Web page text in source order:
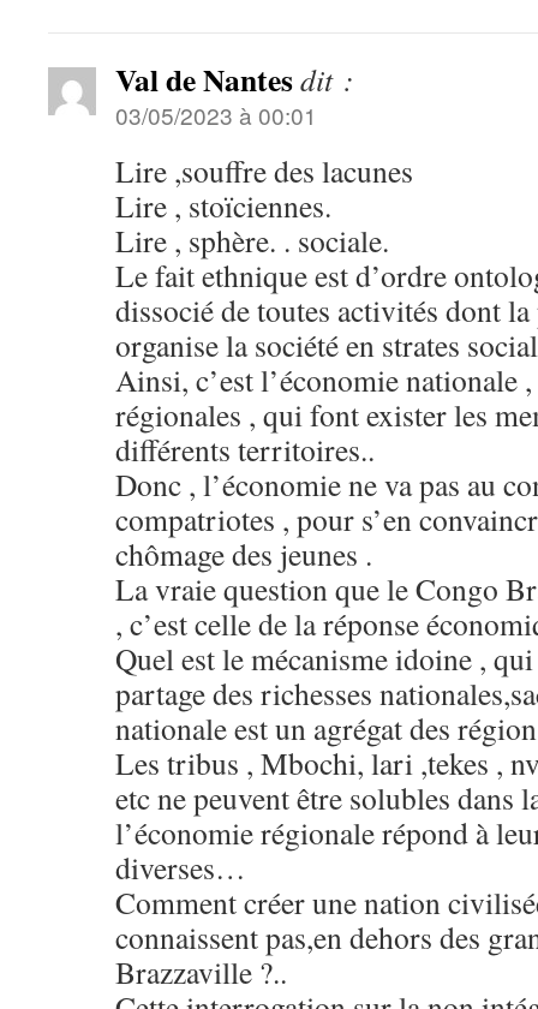
Val de Nantesdit :
03/05/2023 à 00:01
Lire ,souffre des lacunes
Lire , stoïciennes.
Lire , sphère. . sociale.
Le fait ethnique est d’ordre
dissocié de toutes activités dont
organise la société en strates
Ainsi, c’est l’économie nationale
régionales , qui font exister les
différents territoires..
Donc , l’économie ne va pas au
compatriotes , pour s’en
chômage des jeunes .
La vraie question que le Congo
, c’est celle de la réponse
Quel est le mécanisme idoine ,
partage des richesses
nationale est un agrégat des
Les tribus , Mbochi, lari ,tekes ,
etc ne peuvent être solubles dans
l’économie régionale répond à
diverses…
Comment créer une nation
connaissent pas,en dehors des
Brazzaville ?..